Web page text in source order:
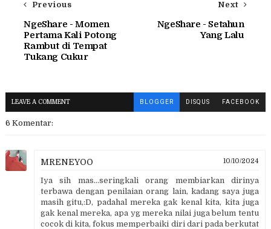
Next
NgeShare - Setahun
Yang Lalu
Previous
NgeShare - Momen
Pertama Kali Potong
Rambut di Tempat
Tukang Cukur
LEAVE A COMMENT BLOGGER DISQUS FACEBOOK
6 Komentar:
MRENEYOO 10/10/2024
Iya sih mas...seringkali orang membiarkan dirinya
terbawa dengan penilaian orang lain, kadang saya juga
masih gitu,:D, padahal mereka gak kenal kita, kita juga
gak kenal mereka, apa yg mereka nilai juga belum tentu
cocok di kita, fokus memperbaiki diri dari pada berkutat